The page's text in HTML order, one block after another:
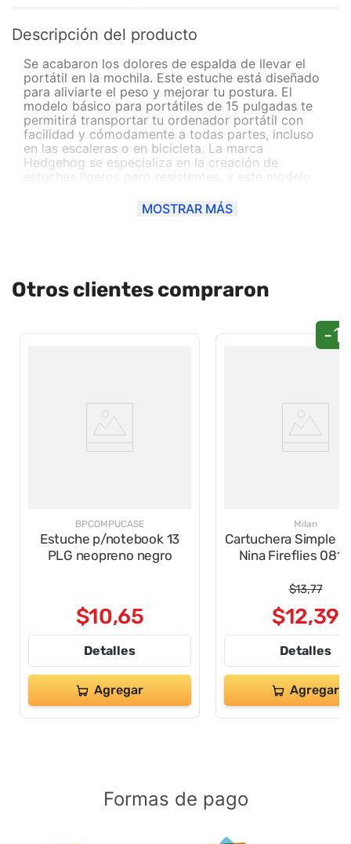
Descripción del producto
Se acabaron los dolores de espalda de llevar el
portátil en la mochila. Este estuche está diseñado
para aliviarte el peso y mejorar tu postura. El
modelo básico para portátiles de 15 pulgadas te
permitirá transportar tu ordenador portátil con
facilidad y cómodamente a todas partes, incluso
en las escaleras o en bicicleta. La marca
Hedgehog se especializa en la creación de
estuches ligeros pero resistentes, y este modelo
estuche sea una opción económica, te ofrece la
misma calidad que otros productos de marcas
MOSTRAR MÁS
Otros clientes compraron
BPCOMPUCASE
Estuche p/notebook 13
PLG neopreno negro
$10,65
Detalles
Agregar
-
Milan
Cartuchera Simple
Nina Fireflies
$13,77
$12,39
Detalles
Agregar
Formas de pago